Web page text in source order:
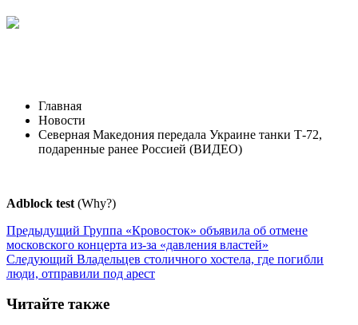
Главная
Новости
Северная Македония передала Украине танки Т-72,
подаренные ранее Россией (ВИДЕО)
Adblock test (Why?)
Предыдущий Группа «Кровосток» объявила об отмене
московского концерта из-за «давления властей»
Следующий Владельцев столичного хостела, где погибли
люди, отправили под арест
Читайте также